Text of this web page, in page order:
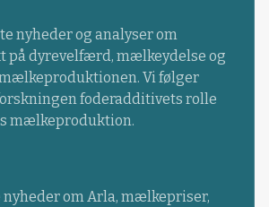
nyheder og analyser om
på dyrevelfærd, mælkeydelse og
Vi følger
foderadditivets rolle
mælkeproduktion.
nyheder om Arla, mælkepriser,